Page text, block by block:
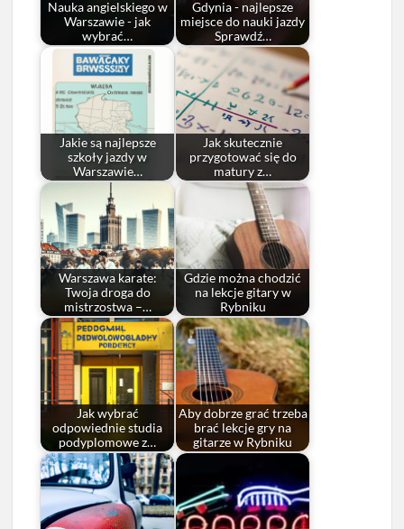
Nauka angielskiego w
Warszawie - jak
wybrać…
Gdynia - najlepsze
miejsce do nauki jazdy
Sprawdź…
Jakie są najlepsze
szkoły jazdy w
Warszawie…
Jak skutecznie
przygotować się do
matury z…
Warszawa karate:
Twoja droga do
mistrzostwa –…
Gdzie można chodzić
na lekcje gitary w
Rybniku
Jak wybrać
odpowiednie studia
podyplomowe z…
Aby dobrze grać trzeba
brać lekcje gry na
gitarze w Rybniku